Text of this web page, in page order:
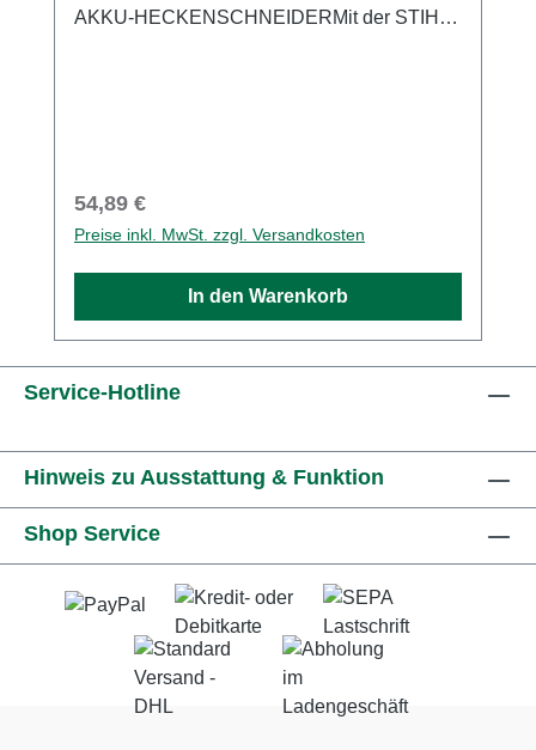
AKKU-HECKENSCHNEIDERMit der STIHL
Schaftverlängerung arbeiten Sie dank des
korrosionsbeständigen und leichten
Aluminiums mit einem Gewicht von 500 g
besonders angenehm. Schaftverlängerung für
56Verlängert die Reichweite um 50 cmNur
500 g GewichtAus beständigem und leichtem
Regulärer Preis:
54,89 €
Preise inkl. MwSt. zzgl. Versandkosten
In den Warenkorb
Service-Hotline
Hinweis zu Ausstattung & Funktion
Shop Service